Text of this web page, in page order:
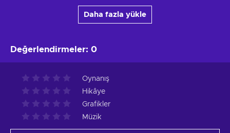
Daha fazla yükle
Değerlendirmeler: 0
Oynanış
Hikâye
Grafikler
Müzik